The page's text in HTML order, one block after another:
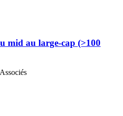
mid au large-cap (>100